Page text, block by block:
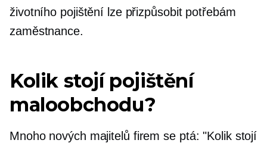
životního pojištění lze přizpůsobit potřebám
zaměstnance.
Kolik stojí pojištění
maloobchodu?
Mnoho nových majitelů firem se ptá: "Kolik stojí